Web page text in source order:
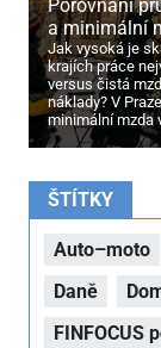
Porovnání
a minimální
Jak vysoká je
krajích práce
versus čistá
náklady? V
minimální mzda
ŠTÍTKY
Auto–moto
Daně
FINFOCUS